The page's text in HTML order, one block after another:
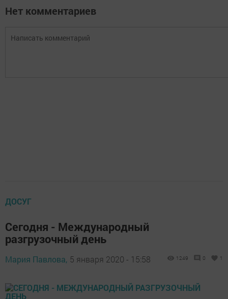
Нет комментариев
ДОСУГ
Сегодня - Международный
разгрузочный день
Мария Павлова, 5 января 2020 - 15:58 1249 0 1